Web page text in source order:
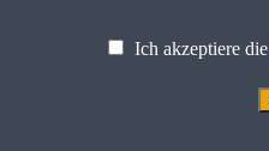
Ich akzeptiere die